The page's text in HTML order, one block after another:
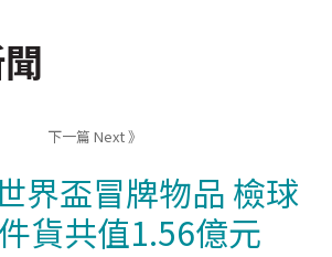
下一篇 Next 》
界盃冒牌物品 檢球
貨共值1.56億元